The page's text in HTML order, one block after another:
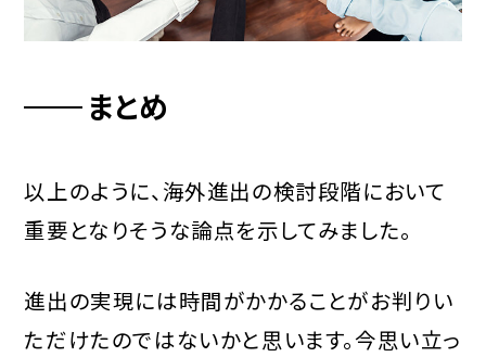
まとめ
以上のように、海外進出の検討段階において
重要となりそうな論点を示してみました。
進出の実現には時間がかかることがお判りい
ただけたのではないかと思います。今思い立っ